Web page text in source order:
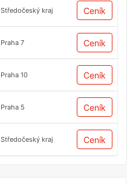
Středočeský kraj Ceník
Praha 7 Ceník
Praha 10 Ceník
Praha 5 Ceník
Středočeský kraj Ceník